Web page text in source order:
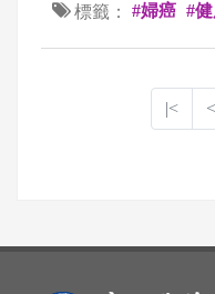
標籤：
#婦癌 #
|< <